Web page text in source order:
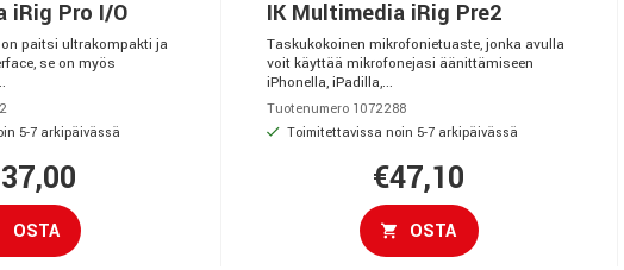
iRig Pro I/O
paitsi ultrakompakti ja
se on myös
5-7 arkipäivässä
OSTA
IK Multimedia iRig Pre2
Taskukokoinen mikrofonietuaste, jonka avulla
voit käyttää mikrofonejasi äänittämiseen
iPhonella, iPadilla,...
Tuotenumero 1072288
Toimitettavissa noin 5-7 arkipäivässä
€47,10
OSTA